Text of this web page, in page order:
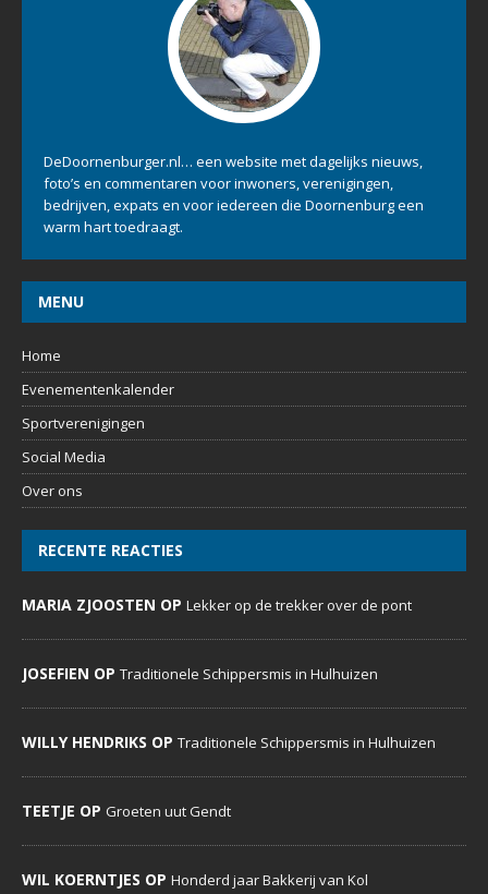
DeDoornenburger.nl… een website met dagelijks nieuws,
foto’s en commentaren voor inwoners, verenigingen,
bedrijven, expats en voor iedereen die Doornenburg een
warm hart toedraagt.
MENU
Home
Evenementenkalender
Sportverenigingen
Social Media
Over ons
RECENTE REACTIES
MARIA ZJOOSTEN OP Lekker op de trekker over de pont
JOSEFIEN OP Traditionele Schippersmis in Hulhuizen
WILLY HENDRIKS OP Traditionele Schippersmis in Hulhuizen
TEETJE OP Groeten uut Gendt
WIL KOERNTJES OP Honderd jaar Bakkerij van Kol